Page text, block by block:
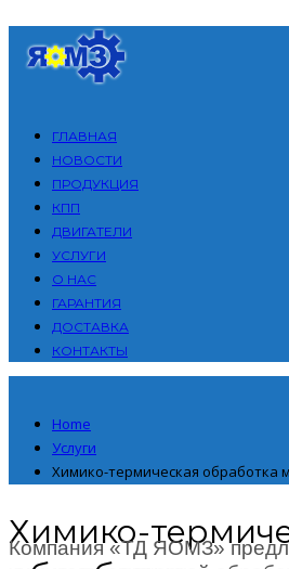
ГЛАВНАЯ
НОВОСТИ
ПРОДУКЦИЯ
КПП
ДВИГАТЕЛИ
УСЛУГИ
О НАС
ГАРАНТИЯ
ДОСТАВКА
КОНТАКТЫ
Home
Услуги
Химико-термическая обработка
Химико-
Компания «ТД ЯОМЗ»